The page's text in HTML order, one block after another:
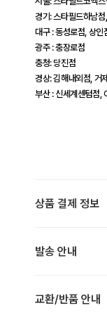
경기: 스타필드하남
대구 : 동성로점, 상인
광주 : 충장로점
충청: 당진점
경상: 김해내외점, 거
부산 : 신세계센텀점,
상품 결제 정보
발송 안내
교환/반품 안내